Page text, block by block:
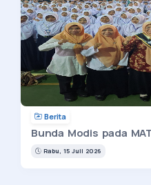
Berita
Bunda Modis pada
Rabu, 15 Juli 2026